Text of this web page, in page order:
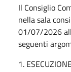
Il Consiglio
nella sala
01/07/2026
seguenti
1.